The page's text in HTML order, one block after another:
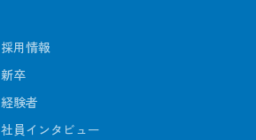
採用情報
新卒
経験者
社員インタビュー